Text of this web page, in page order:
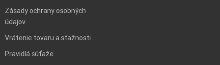
Zásady ochrany osobných
údajov
Vrátenie tovaru a sťažnosti
Pravidlá súťaže